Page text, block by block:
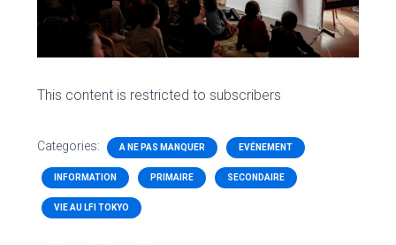
This content is restricted to subscribers
Categories: A NE PAS MANQUER EVÉNEMENT
INFORMATION PRIMAIRE SECONDAIRE
VIE AU LFI TOKYO